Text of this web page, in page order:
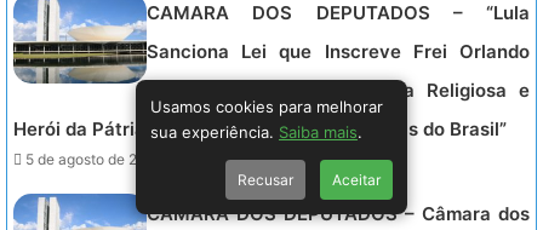
CAMARA DOS DEPUTADOS – “Lula
Sanciona Lei que Inscreve Frei Orlando
como Patrão de Assistência Religiosa e
Herói da Pátria no Livro dos Heróis e Heroínas do Brasil”
5 de agosto de 2026 - 19:34.
CAMARA DOS DEPUTADOS – Câmara dos
Usamos cookies para melhorar
sua experiência. Saiba mais.
Recusar Aceitar